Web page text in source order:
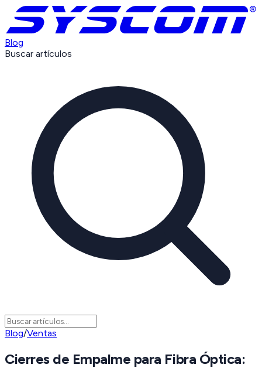
Blog
Buscar artículos
Blog/Ventas
Cierres de Empalme para Fibra Óptica: